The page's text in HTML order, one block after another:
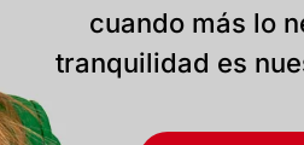
cuando más lo
tranquilidad es